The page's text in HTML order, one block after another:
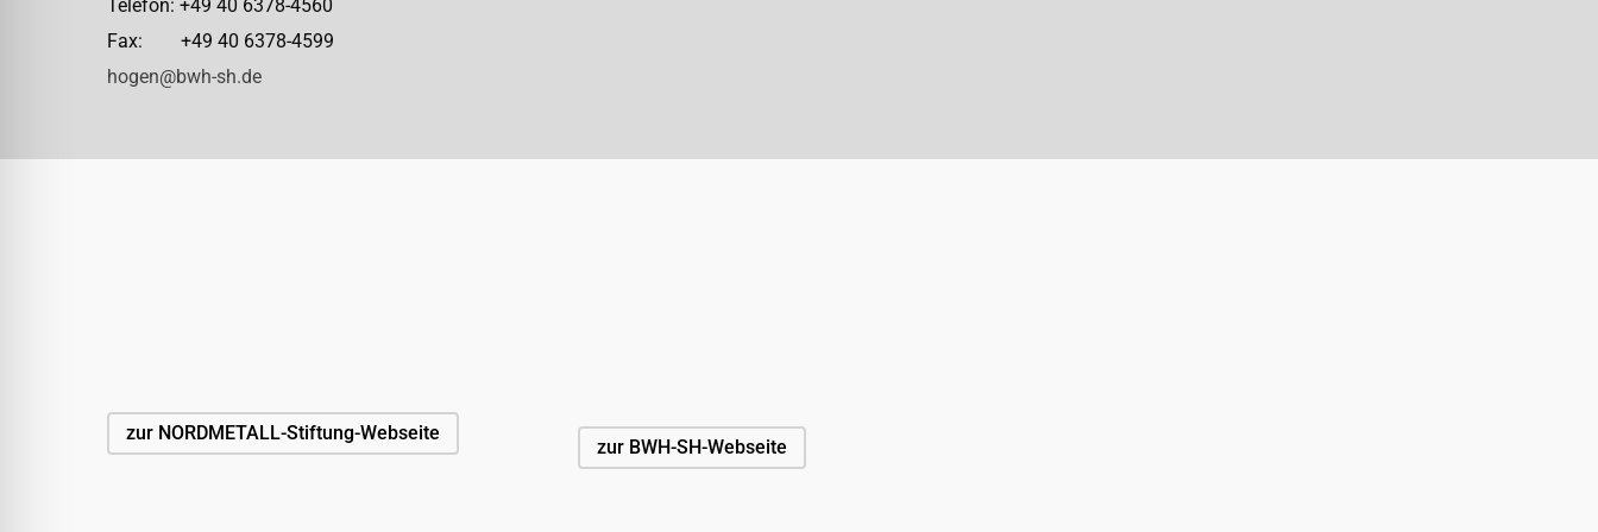
Telefon: +49 40 6378-4560
Fax: +49 40 6378-4599
hogen@bwh-sh.de
zur NORDMETALL-Stiftung-Webseite
zur BWH-SH-Webseite